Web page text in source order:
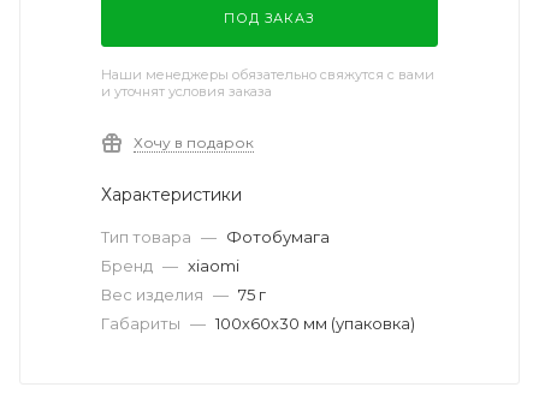
ПОД ЗАКАЗ
Наши менеджеры обязательно свяжутся с вами
и уточнят условия заказа
Хочу в подарок
Характеристики
Тип товара — Фотобумага
Бренд — xiaomi
Вес изделия — 75 г
Габариты — 100х60х30 мм (упаковка)